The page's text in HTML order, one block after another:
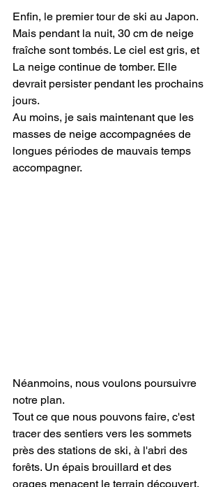
Enfin, le premier tour de ski au Japon.
Mais pendant la nuit, 30 cm de neige
fraîche sont tombés. Le ciel est gris, et
La neige continue de tomber. Elle
devrait persister pendant les prochains
jours.
Au moins, je sais maintenant que les
masses de neige accompagnées de
longues périodes de mauvais temps
accompagner.
Néanmoins, nous voulons poursuivre
notre plan.
Tout ce que nous pouvons faire, c'est
tracer des sentiers vers les sommets
près des stations de ski, à l'abri des
forêts. Un épais brouillard et des
orages menacent le terrain découvert,